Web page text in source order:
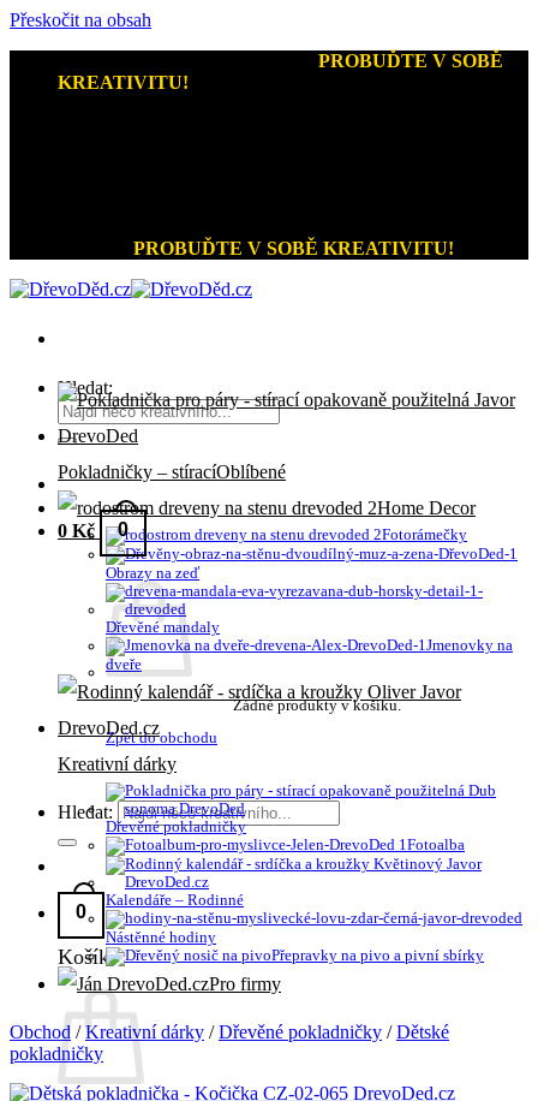
Přeskočit na obsah
PROBUĎTE V SOBĚ
KREATIVITU!
PROBUĎTE V SOBĚ KREATIVITU!
Hledat:
0 Kč 0
Žádné produkty v košíku.
Zpět do obchodu
Hledat:
0
Košík
Pokladničky – stírací
Home Decor
Fotorámečky
Obrazy na zeď
Dřevěné mandaly
Jmenovky na
dveře
Kreativní dárky
Dřevěné pokladničky
Fotoalba
Kalendáře – Rodinné
Nástěnné hodiny
Přepravky na pivo a pivní sbírky
Pro firmy
Obchod / Kreativní dárky / Dřevěné pokladničky / Dětské
pokladničky